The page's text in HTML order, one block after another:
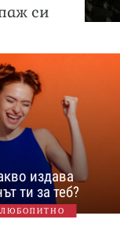
си
издава
ти за теб?
ЛЮБОПИТНО